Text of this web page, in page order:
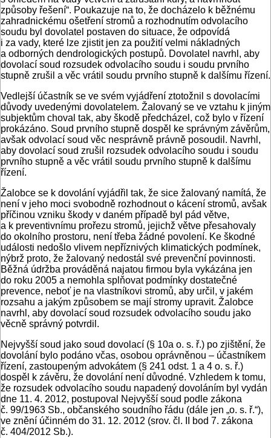
způsoby řešení“. Poukazuje na to, že docházelo k běžnému
zahradnickému ošetření stromů a rozhodnutím odvolacího
soudu byl dovolatel postaven do situace, že odpovídá
i za vady, které lze zjistit jen za použití velmi nákladných
a odborných dendrologických postupů. Dovolatel navrhl, aby
dovolací soud rozsudek odvolacího soudu i soudu prvního
stupně zrušil a věc vrátil soudu prvního stupně k dalšímu řízení.
Vedlejší účastník se ve svém vyjádření ztotožnil s dovolacími
důvody uvedenými dovolatelem. Žalovaný se ve vztahu k jiným
subjektům choval tak, aby škodě předcházel, což bylo v řízení
prokázáno. Soud prvního stupně dospěl ke správným závěrům,
avšak odvolací soud věc nesprávně právně posoudil. Navrhl,
aby dovolací soud zrušil rozsudek odvolacího soudu i soudu
prvního stupně a věc vrátil soudu prvního stupně k dalšímu
řízení.
Žalobce se k dovolání vyjádřil tak, že sice žalovaný namítá, že
není v jeho moci svobodně rozhodnout o kácení stromů, avšak
příčinou vzniku škody v daném případě byl pád větve,
a k preventivnímu prořezu stromů, jejichž větve přesahovaly
do okolního prostoru, není třeba žádné povolení. Ke škodné
události nedošlo vlivem nepříznivých klimatických podmínek,
nýbrž proto, že žalovaný nedostál své prevenční povinnosti.
Běžná údržba prováděná najatou firmou byla vykázána jen
do roku 2005 a nemohla splňovat podmínky dostatečné
prevence, neboť je na vlastníkovi stromů, aby určil, v jakém
rozsahu a jakým způsobem se mají stromy upravit. Žalobce
navrhl, aby dovolací soud rozsudek odvolacího soudu jako
věcně správný potvrdil.
Nejvyšší soud jako soud dovolací (§ 10a o. s. ř.) po zjištění, že
dovolání bylo podáno včas, osobou oprávněnou – účastníkem
řízení, zastoupeným advokátem (§ 241 odst. 1 a 4 o. s. ř.)
dospěl k závěru, že dovolání není důvodné. Vzhledem k tomu,
že rozsudek odvolacího soudu napadený dovoláním byl vydán
dne 11. 4. 2012, postupoval Nejvyšší soud podle zákona
č. 99/1963 Sb., občanského soudního řádu (dále jen „o. s. ř.“),
ve znění účinném do 31. 12. 2012 (srov. čl. II bod 7. zákona
č. 404/2012 Sb.).